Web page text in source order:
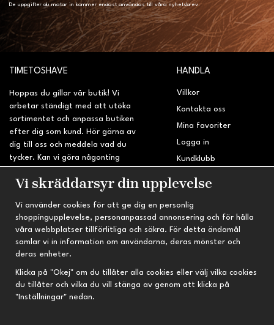
De uppgifter du matar in kommer endast användas till våra nyhetsbrev.
TIMETOSHAVE
Hoppas du gillar vår butik! Vi
arbetar ständigt med att utöka
sortimentet och anpassa butiken
efter dig som kund. Hör gärna av
dig till oss och meddela vad du
tycker. Kan vi göra någonting
sidan?
HANDLA
Villkor
Kontakta oss
Mina favoriter
Logga in
Kundklubb
INFORMATION
Om oss
Nyheter
Nyhetsbrev
Om cookies
Prenumeration
TRYGG HANDEL
Fri frakt vid köp över 695 kr
Kvalitetsprodukter till kanonpris
Vi skräddarsyr din upplevelse
Vi använder cookies för att ge dig en personlig
shoppingupplevelse, personanpassad annonsering och för hålla
våra webbplatser tillförlitliga och säkra. För detta ändamål
samlar vi in information om användarna, deras mönster och
deras enheter.
Klicka på "Okej" om du tillåter alla cookies eller välj vilka cookies
du tillåter och vilka du vill stänga av genom att klicka på
"Inställningar" nedan.